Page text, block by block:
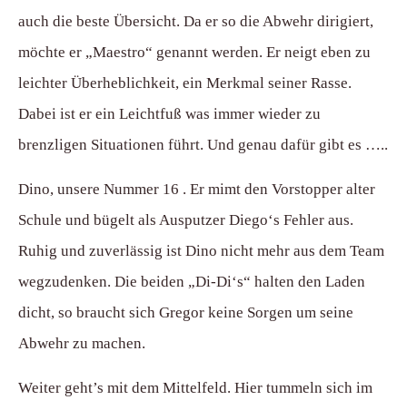
auch die beste Übersicht. Da er so die Abwehr dirigiert,
möchte er „Maestro“ genannt werden. Er neigt eben zu
leichter Überheblichkeit, ein Merkmal seiner Rasse.
Dabei ist er ein Leichtfuß was immer wieder zu
brenzligen Situationen führt. Und genau dafür gibt es …..
Dino, unsere Nummer 16 . Er mimt den Vorstopper alter
Schule und bügelt als Ausputzer Diego‘s Fehler aus.
Ruhig und zuverlässig ist Dino nicht mehr aus dem Team
wegzudenken. Die beiden „Di-Di‘s“ halten den Laden
dicht, so braucht sich Gregor keine Sorgen um seine
Abwehr zu machen.
Weiter geht’s mit dem Mittelfeld. Hier tummeln sich im